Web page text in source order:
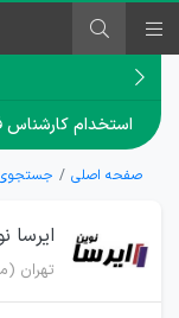
استخدام کارشناس
صفحه اصلی جستجوی
ایرسا
تهران (منطقه